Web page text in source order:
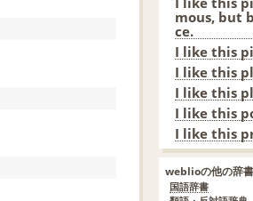
mous, but
ce.
I like this
I like this
I like this
I like this
I like this
weblioの他の辞
国語辞書